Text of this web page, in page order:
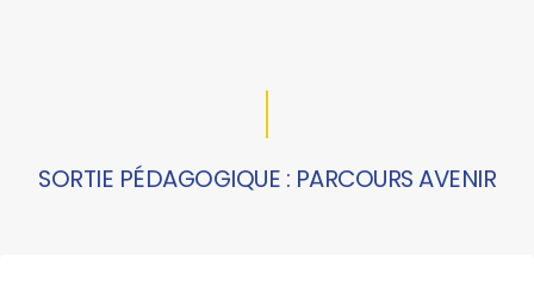
SORTIE PÉDAGOGIQUE : PARCOURS AVENIR